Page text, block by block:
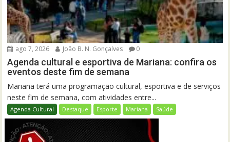
ago 7, 2026 João B. N. Gonçalves 0
Agenda cultural e esportiva de Mariana: confira os
eventos deste fim de semana
Mariana terá uma programação cultural, esportiva e de serviços
neste fim de semana, com atividades entre...
Agenda Cultural Destaque Esporte Mariana Saúde